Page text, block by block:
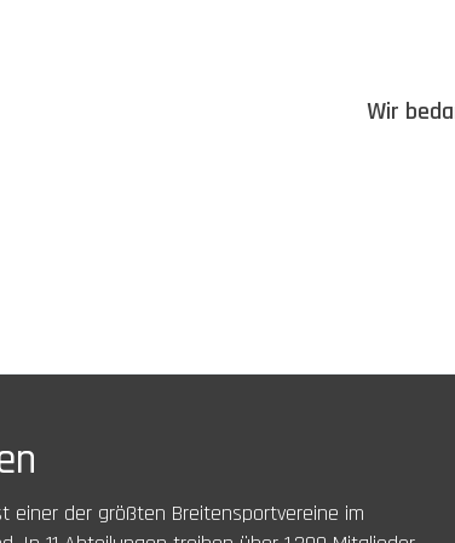
Wir
einer der größten Breitensportvereine im